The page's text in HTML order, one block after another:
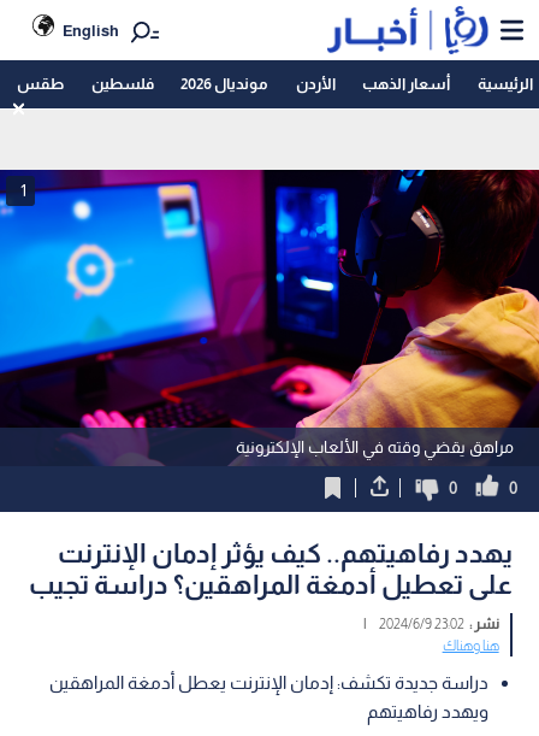
English
الرئيسية أسعار الذهب الأردن مونديال 2026 فلسطين طقس
مراهق يقضي وقته في الألعاب الإلكترونية
1
0
0
يهدد رفاهيتهم.. كيف يؤثر إدمان الإنترنت
على تعطيل أدمغة المراهقين؟ دراسة تجيب
نشر :23:02 2024/6/9
|
هنا وهناك
دراسة جديدة تكشف: إدمان الإنترنت يعطل أدمغة المراهقين
ويهدد رفاهيتهم